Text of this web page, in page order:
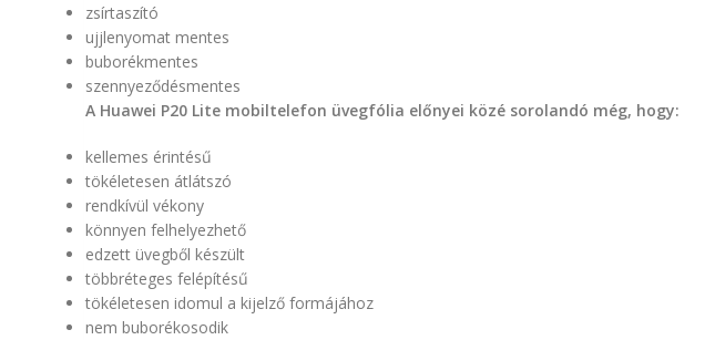
zsírtaszító
ujjlenyomat mentes
buborékmentes
szennyeződésmentes
A Huawei P20 Lite mobiltelefon üvegfólia előnyei közé sorolandó még, hogy:
kellemes érintésű
tökéletesen átlátszó
rendkívül vékony
könnyen felhelyezhető
edzett üvegből készült
többréteges felépítésű
tökéletesen idomul a kijelző formájához
nem buborékosodik